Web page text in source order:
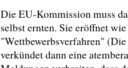
Die EU-Kommission muss
selbst ernten. Sie eröffnet
"Wettbewerbsverfahren"
verkündet dann eine